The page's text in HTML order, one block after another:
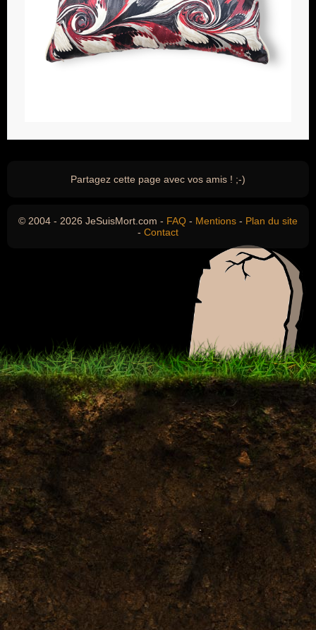
Partagez cette page avec vos amis ! ;-)
© 2004 - 2026 JeSuisMort.com - FAQ - Mentions - Plan du site
- Contact